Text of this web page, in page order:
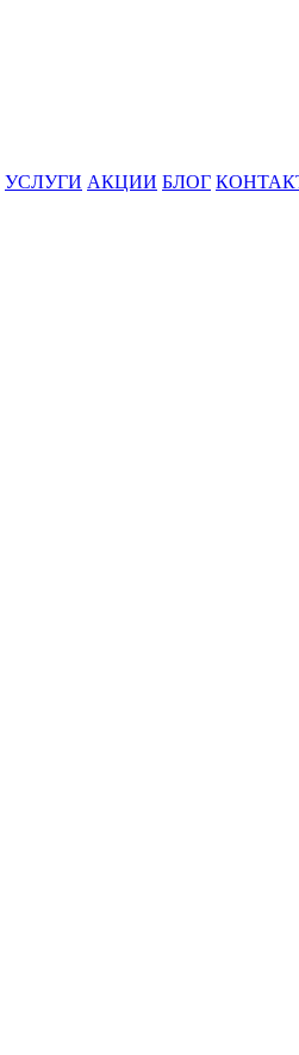
УСЛУГИ АКЦИИ БЛОГ